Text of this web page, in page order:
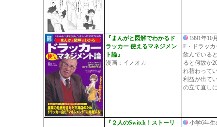
『まんがと図解でわかるド
ラッカー 使えるマネジメン
ト論』
漫画：イノオカ
1991年10
F・ドラッ
飲んでいる
ると何故か
れ替わって
利益が出て
の立て直し
『２人のSwitch！ストーリ
小学6年